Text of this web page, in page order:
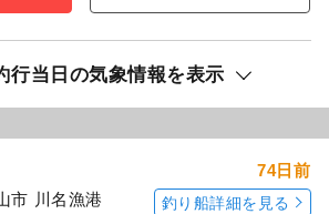
行当日の気象情報を表示
市 川名漁港
74日前
釣り船詳細を見る